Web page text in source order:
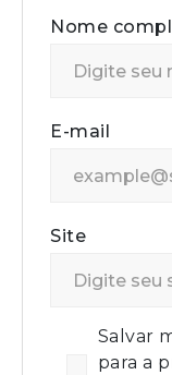
Nome
E-mail
Site
Salvar
para a